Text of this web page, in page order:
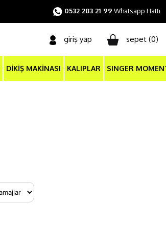
0532 283 21 99 Whatsapp Hattı
giriş yap sepet (0)
DİKİŞ MAKİNASI KALIPLAR SINGER